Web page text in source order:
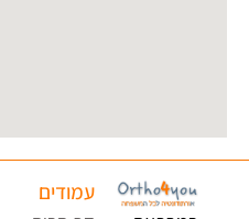
עמודים